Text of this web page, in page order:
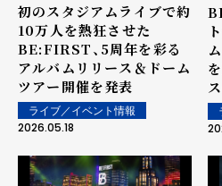
初のスタジアムライブで約
10万人を熱狂させた
BE:FIRST、5周年を彩る
アルバムリリース＆ドーム
ツアー開催を発表
ライブ／イベント情報
2026.05.18